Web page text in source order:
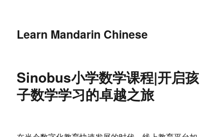
Learn Mandarin Chinese
Sinobus小学数学课程|开启孩
子数学学习的卓越之旅